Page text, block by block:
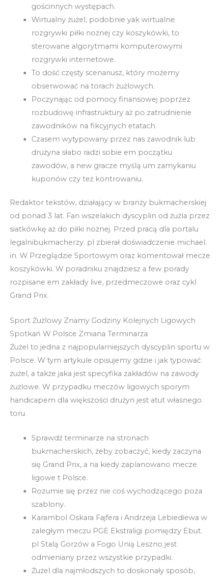
gościnnych występach.
Wirtualny żużel, podobnie yak wirtualne
rozgrywki piłki nożnej czy koszykówki, to
sterowane algorytmami komputerowymi
rozgrywki internetowe.
To dość częsty scenariusz, który możemy
obserwować na torach żużlowych.
Poczynając od pomocy finansowej poprzez
rozbudowę infrastruktury aż po zatrudnienie
zawodników na fikcyjnych etatach.
Czasem wytypowany przez nas zawodnik lub
drużyna słabo radzi sobie em początku
zawodów, a new gracze myślą um zamykaniu
kuponów czy też kontrowaniu.
Redaktor tekstów, działający w branży bukmacherskiej
od ponad 3 lat. Fan wszelakich dyscyplin od żużla przez
siatkówkę aż do piłki nożnej. Przed pracą dla portalu
legalnibukmacherzy. pl zbierał doświadczenie michael.
in. W Przeglądzie Sportowym oraz komentował mecze
koszykówki. W poradniku znajdziesz a few porady
rozpisane em zakłady live, przedmeczowe oraz cykl
Grand Prix.
Sport Żużlowy Znamy Godziny Kolejnych Ligowych
Spotkań W Polsce Zmiana Terminarza
Żużel to jedna z najpopularniejszych dyscyplin sportu w
Polsce. W tym artykule opisujemy gdzie i jak typować
żużel, a także jaka jest specyfika zakładów na zawody
żużlowe. W przypadku meczów ligowych sporym
handicapem dla większości drużyn jest atut własnego
toru.
Sprawdź terminarze na stronach
bukmacherskich, żeby zobaczyć, kiedy zaczyna
się Grand Prix, a na kiedy zaplanowano mecze
ligowe t Polsce.
Rozumie się przez nie coś wychodzącego poza
szablony.
Karambol Oskara Fajfera i Andrzeja Lebiediewa w
zaległym meczu PGE Ekstraligi pomiędzy Ebut.
pl Stalą Gorzów a Fogo Unią Leszno jest
odmieniany przez wszystkie przypadki.
Żużel dla najmłodszych to doskonały sposób,